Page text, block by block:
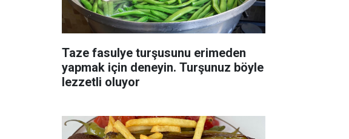
Taze fasulye turşusunu erimeden
yapmak için deneyin. Turşunuz böyle
lezzetli oluyor